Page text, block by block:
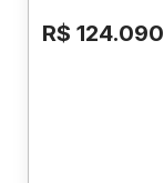
R$ 124.090